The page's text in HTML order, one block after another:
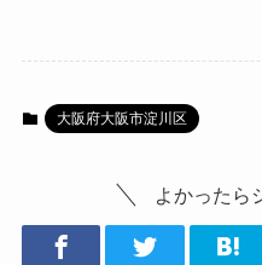
大阪府大阪市淀川区
よかったら